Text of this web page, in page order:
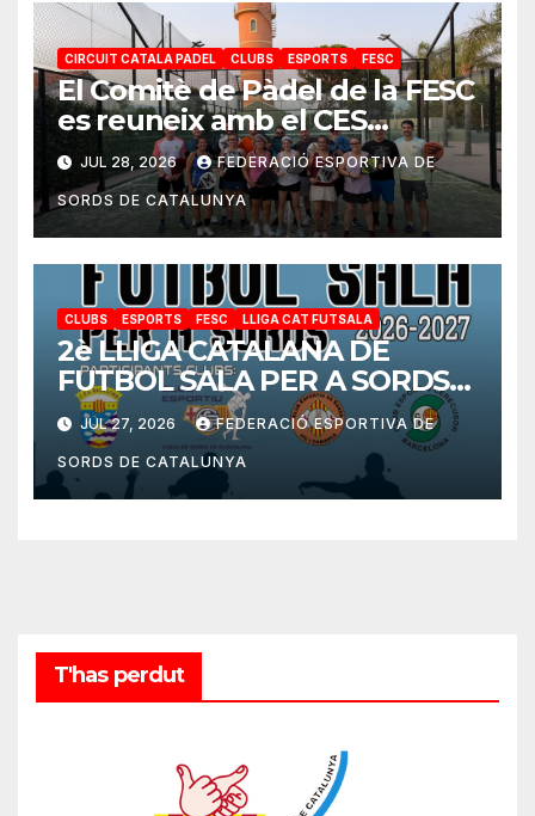
CIRCUIT CATALA PADEL CLUBS ESPORTS FESC
El Comitè de Pàdel de la FESC
es reuneix amb el CES
Cambrils per preparar la nova
temporada
JUL 28, 2026 FEDERACIÓ ESPORTIVA DE
SORDS DE CATALUNYA
CLUBS ESPORTS FESC LLIGA CAT FUTSALA
2è LLIGA CATALANA DE
FUTBOL SALA PER A SORDS
2026-2027
JUL 27, 2026 FEDERACIÓ ESPORTIVA DE
SORDS DE CATALUNYA
T'has perdut